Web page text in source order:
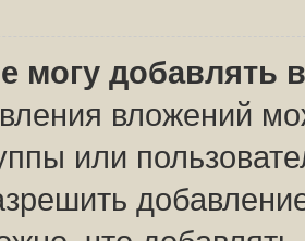
могу добавлять
вложений
или